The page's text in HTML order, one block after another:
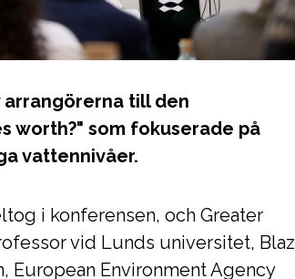
arrangörerna till den
worth?" som fokuserade på
vattennivåer.
i konferensen, och Greater
vid Lunds universitet, Blaz
European Environment Agency